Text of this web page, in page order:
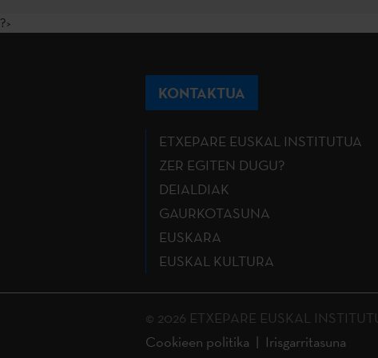
?>
KONTAKTUA
ETXEPARE EUSKAL INSTITUTUA
ZER EGITEN DUGU?
DEIALDIAK
GAURKOTASUNA
EUSKARA
EUSKAL KULTURA
© 2026 ETXEPARE EUSKAL
Cookieen politika
Irisgarritasuna